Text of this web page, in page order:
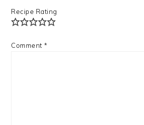
Recipe Rating
Comment *